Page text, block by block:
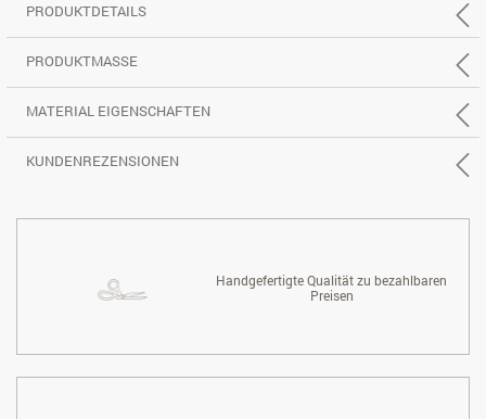
PRODUKTDETAILS
PRODUKTMASSE
MATERIAL EIGENSCHAFTEN
KUNDENREZENSIONEN
Handgefertigte Qualität zu bezahlbaren
Preisen